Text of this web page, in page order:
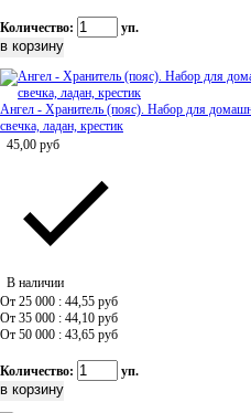
Количество: уп.
Ангел - Хранитель (пояс). Набор для
свечка, ладан, крестик
45,00 руб
В наличии
От 25 000 : 44,55 руб
От 35 000 : 44,10 руб
От 50 000 : 43,65 руб
Количество: уп.